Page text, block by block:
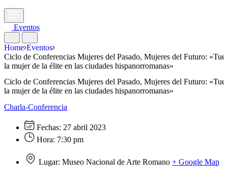
Eventos
Home Eventos
Ciclo de Conferencias Mujeres del Pasado, Mujeres del Futuro:
la mujer de la élite en las ciudades hispanorromanas»
Ciclo de Conferencias Mujeres del Pasado, Mujeres del Futuro:
la mujer de la élite en las ciudades hispanorromanas»
Charla-Conferencia
Fechas: 27 abril 2023
Hora: 7:30 pm
Lugar: Museo Nacional de Arte Romano + Google Map